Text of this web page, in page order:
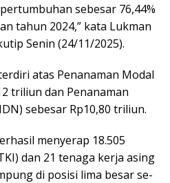
sebesar 76,44%
tahun 2024,” kata Lukman
Senin (24/11/2025).
atas Penanaman Modal
triliun dan Penanaman
sebesar Rp10,80 triliun.
menyerap 18.505
dan 21 tenaga kerja asing
di posisi lima besar se-